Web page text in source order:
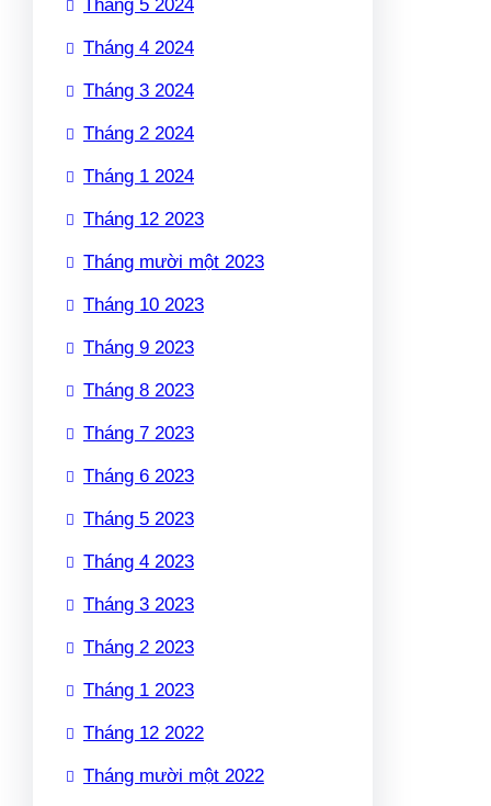
Tháng 5 2024
Tháng 4 2024
Tháng 3 2024
Tháng 2 2024
Tháng 1 2024
Tháng 12 2023
Tháng mười một 2023
Tháng 10 2023
Tháng 9 2023
Tháng 8 2023
Tháng 7 2023
Tháng 6 2023
Tháng 5 2023
Tháng 4 2023
Tháng 3 2023
Tháng 2 2023
Tháng 1 2023
Tháng 12 2022
Tháng mười một 2022